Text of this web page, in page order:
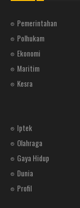
Pemerintahan
Polhukam
Ekonomi
Maritim
Kesra
Iptek
Olahraga
Gaya Hidup
Dunia
Profil